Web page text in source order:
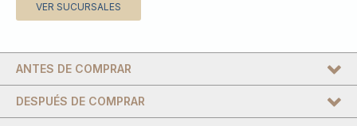
VER SUCURSALES
DESPUÉS DE COMPRAR
ANTES DE COMPRAR